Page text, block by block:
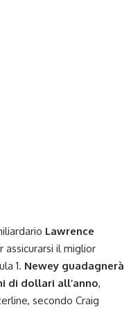
Lawrence
assicurarsi il miglior
1. Newey guadagnerà
di dollari all’anno,
secondo Craig